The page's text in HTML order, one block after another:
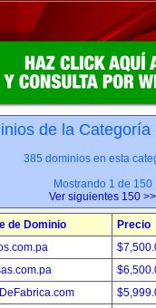
de la
385 dominios en esta
Mostrando 1 de 150
Ver siguientes 150 >>
de Dominio
Precio